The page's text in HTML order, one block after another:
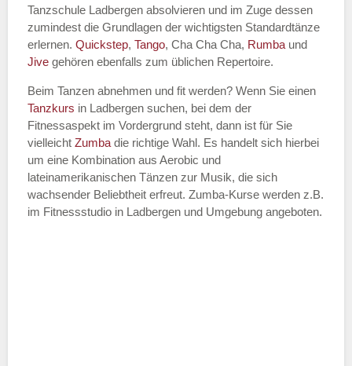
Tanzart*
Tanzschule Ladbergen absolvieren und im Zuge dessen
zumindest die Grundlagen der wichtigsten Standardtänze
erlernen. Quickstep, Tango, Cha Cha Cha, Rumba und
Jive gehören ebenfalls zum üblichen Repertoire.
Beim Tanzen abnehmen und fit werden? Wenn Sie einen
Tanzkurs in Ladbergen suchen, bei dem der
Fitnessaspekt im Vordergrund steht, dann ist für Sie
vielleicht Zumba die richtige Wahl. Es handelt sich hierbei
um eine Kombination aus Aerobic und
lateinamerikanischen Tänzen zur Musik, die sich
wachsender Beliebtheit erfreut. Zumba-Kurse werden z.B.
im Fitnessstudio in Ladbergen und Umgebung angeboten.